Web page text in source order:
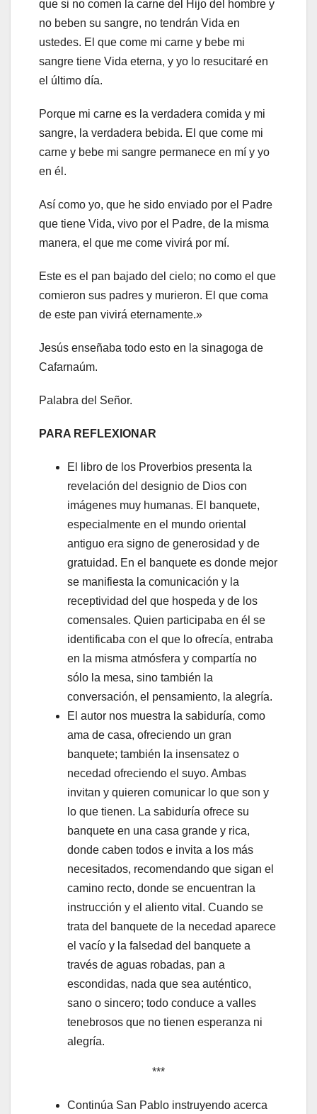
que si no comen la carne del Hijo del hombre y
no beben su sangre, no tendrán Vida en
ustedes. El que come mi carne y bebe mi
sangre tiene Vida eterna, y yo lo resucitaré en
el último día.
Porque mi carne es la verdadera comida y mi
sangre, la verdadera bebida. El que come mi
carne y bebe mi sangre permanece en mí y yo
en él.
Así como yo, que he sido enviado por el Padre
que tiene Vida, vivo por el Padre, de la misma
manera, el que me come vivirá por mí.
Este es el pan bajado del cielo; no como el que
comieron sus padres y murieron. El que coma
de este pan vivirá eternamente.»
Jesús enseñaba todo esto en la sinagoga de
Cafarnaúm.
Palabra del Señor.
PARA REFLEXIONAR
El libro de los Proverbios presenta la
revelación del designio de Dios con
imágenes muy humanas. El banquete,
especialmente en el mundo oriental
antiguo era signo de generosidad y de
gratuidad. En el banquete es donde mejor
se manifiesta la comunicación y la
receptividad del que hospeda y de los
comensales. Quien participaba en él se
identificaba con el que lo ofrecía, entraba
en la misma atmósfera y compartía no
sólo la mesa, sino también la
conversación, el pensamiento, la alegría.
El autor nos muestra la sabiduría, como
ama de casa, ofreciendo un gran
banquete; también la insensatez o
necedad ofreciendo el suyo. Ambas
invitan y quieren comunicar lo que son y
lo que tienen. La sabiduría ofrece su
banquete en una casa grande y rica,
donde caben todos e invita a los más
necesitados, recomendando que sigan el
camino recto, donde se encuentran la
instrucción y el aliento vital. Cuando se
trata del banquete de la necedad aparece
el vacío y la falsedad del banquete a
través de aguas robadas, pan a
escondidas, nada que sea auténtico,
sano o sincero; todo conduce a valles
tenebrosos que no tienen esperanza ni
alegría.
***
Continúa San Pablo instruyendo acerca